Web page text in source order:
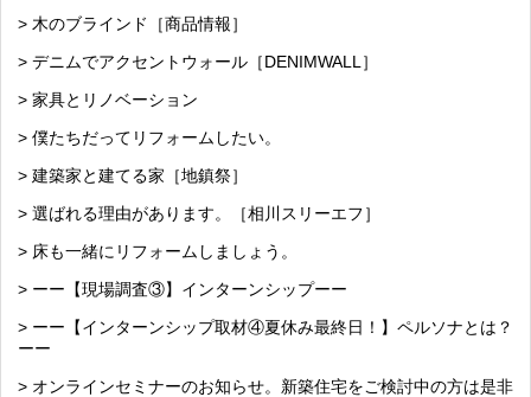
> 木のブラインド［商品情報］
> デニムでアクセントウォール［DENIMWALL］
> 家具とリノベーション
> 僕たちだってリフォームしたい。
> 建築家と建てる家［地鎮祭］
> 選ばれる理由があります。［相川スリーエフ］
> 床も一緒にリフォームしましょう。
> ーー【現場調査③】インターンシップーー
> ーー【インターンシップ取材④夏休み最終日！】ペルソナとは？
ーー
> オンラインセミナーのお知らせ。新築住宅をご検討中の方は是非